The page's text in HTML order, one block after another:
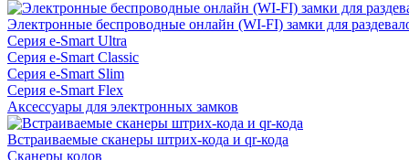
Электронные беспроводные онлайн (WI-FI) замки для
Серия e-Smart Ultra
Серия e-Smart Classic
Серия e-Smart Slim
Серия e-Smart Flex
Аксессуары для электронных замков
Встраиваемые сканеры штрих-кода и qr-кода
Сканеры кодов